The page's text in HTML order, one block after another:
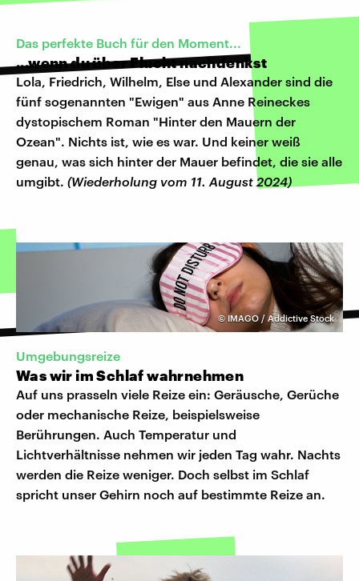
Das perfekte Buch für den Moment...
...wenn du über Flucht nachdenkst
Lola, Friedrich, Wilhelm, Else und Alexander sind die
fünf sogenannten "Ewigen" aus Anne Reineckes
dystopischem Roman "Hinter den Mauern der
Ozean". Nichts ist, wie es war. Und keiner weiß
genau, was sich hinter der Mauer befindet, die sie alle
umgibt. (Wiederholung vom 11. August 2024)
© IMAGO / Addictive Stock
Umgebungsreize
Was wir im Schlaf wahrnehmen
Auf uns prasseln viele Reize ein: Geräusche, Gerüche
oder mechanische Reize, beispielsweise
Berührungen. Auch Temperatur und
Lichtverhältnisse nehmen wir jeden Tag wahr. Nachts
werden die Reize weniger. Doch selbst im Schlaf
spricht unser Gehirn noch auf bestimmte Reize an.